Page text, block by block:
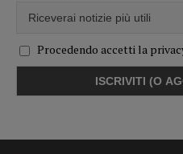
Procedendo accetti la